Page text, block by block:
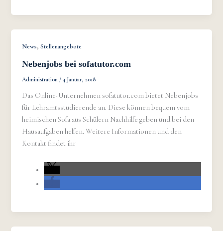
News,Stellenangebote
Nebenjobs bei sofatutor.com
Administration /4 Januar, 2018
Das Online-Unternehmen sofatutor.com bietet Nebenjobs
für Lehramtsstudierende an. Diese können bequem vom
heimischen Sofa aus Schülern Nachhilfe geben und bei den
Hausaufgaben helfen. Weitere Informationen und den
Kontakt findet ihr